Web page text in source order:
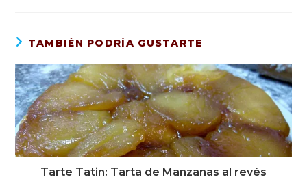
TAMBIÉN PODRÍA GUSTARTE
Tarte Tatin: Tarta de Manzanas al revés